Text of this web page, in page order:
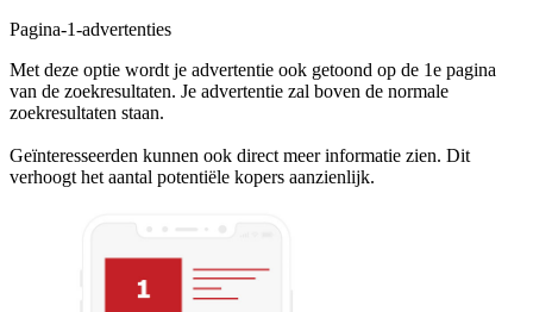
Pagina-1-advertenties
Met deze optie wordt je advertentie ook getoond op de 1e pagina
van de zoekresultaten. Je advertentie zal boven de normale
zoekresultaten staan.
Geïnteresseerden kunnen ook direct meer informatie zien. Dit
verhoogt het aantal potentiële kopers aanzienlijk.